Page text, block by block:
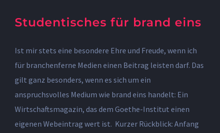
Studentisches für brand eins
Ist mir stets eine besondere Ehre und Freude, wenn ich
für branchenferne Medien einen Beitrag leisten darf. Das
gilt ganz besonders, wenn es sich um ein
anspruchsvolles Medium wie brand eins handelt: Ein
Wirtschaftsmagazin, das dem Goethe-Institut einen
eigenen Webeintrag wert ist. Kurzer Rückblick: Anfang